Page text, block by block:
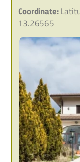
Coordinate:
13.26565